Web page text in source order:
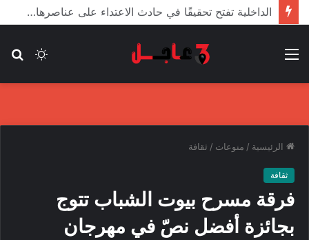
الأعور: اتفاقية ترسيم الحدود مع تركيا على طاولة النواب والاعتماد مرجّح
الوضع
القائمة
الرئيسية / منوعات / ثقافة
ثقافة
فرقة مسرح بيوت الشباب تتوج
بجائزة أفضل نصّ في مهرجان